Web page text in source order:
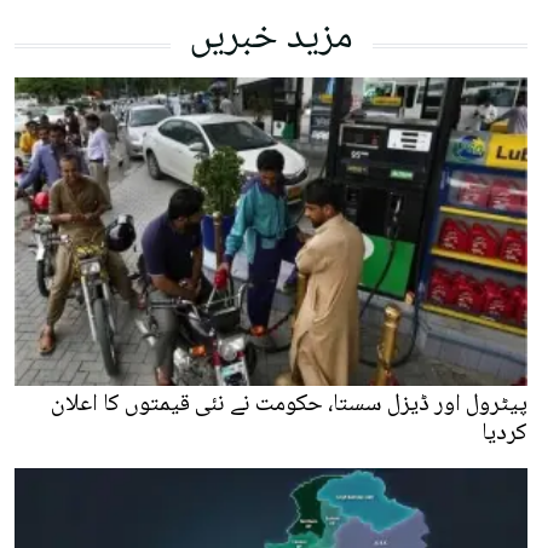
مزید خبریں
پیٹرول اور ڈیزل سستا، حکومت نے نئی قیمتوں کا اعلان
کردیا